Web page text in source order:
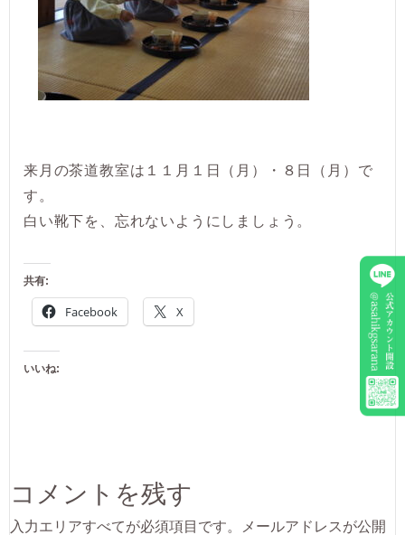
来月の茶道教室は１１月１日（月）・８日（月）で
す。
白い靴下を、忘れないようにしましょう。
共有:
Facebook X
いいね:
コメントを残す
入力エリアすべてが必須項目です。メールアドレスが公開